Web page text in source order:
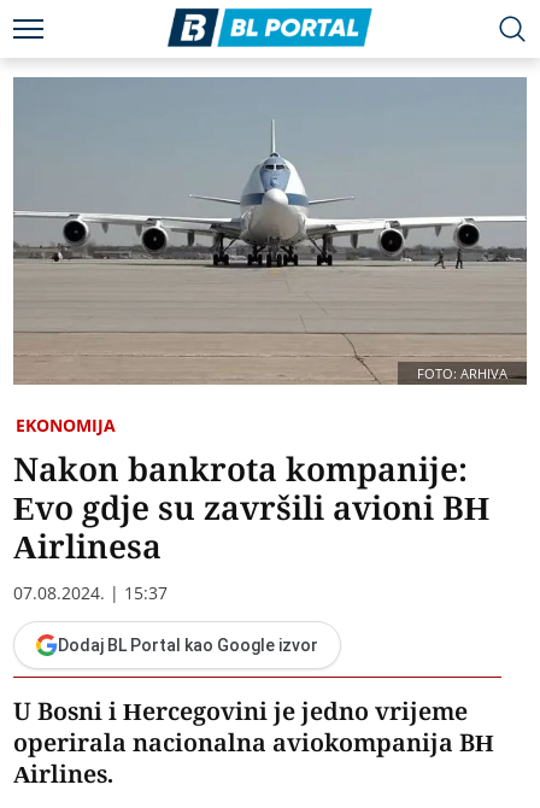
FOTO: ARHIVA
EKONOMIJA
Nakon bankrota kompanije:
Evo gdje su završili avioni BH
Airlinesa
07.08.2024. | 15:37
Dodaj BL Portal kao Google izvor
U Bosni i Hercegovini je jedno vrijeme
operirala nacionalna aviokompanija BH
Airlines.